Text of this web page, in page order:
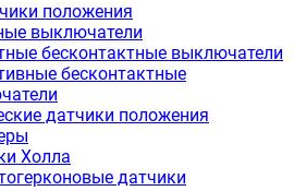
положения
выключатели
бесконтактные выключатели
бесконтактные
датчики положения
Холла
датчики